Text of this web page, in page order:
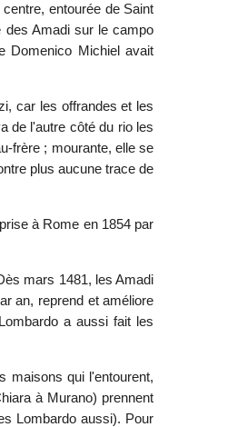
entourée de Saint
des Amadi sur le campo
Domenico Michiel avait
car les offrandes et les
de l'autre côté du rio les
frère ; mourante, elle se
plus aucune trace de
à Rome en 1854 par
mars 1481, les Amadi
an, reprend et améliore
a aussi fait les
maisons qui l'entourent,
à Murano) prennent
Lombardo aussi). Pour